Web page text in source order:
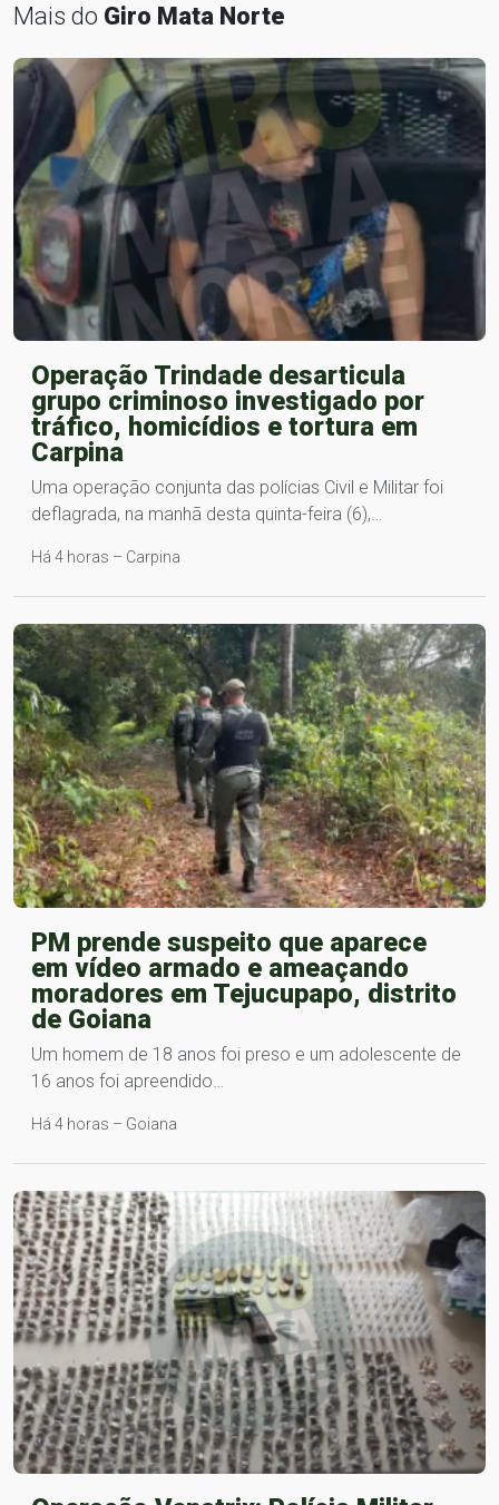
Mais do Giro Mata Norte
Operação Trindade desarticula
grupo criminoso investigado por
tráfico, homicídios e tortura em
Carpina
Uma operação conjunta das polícias Civil e Militar foi
deflagrada, na manhã desta quinta-feira (6),…
Há 4 horas – Carpina
PM prende suspeito que aparece
em vídeo armado e ameaçando
moradores em Tejucupapo, distrito
de Goiana
Um homem de 18 anos foi preso e um adolescente de
16 anos foi apreendido…
Há 4 horas – Goiana